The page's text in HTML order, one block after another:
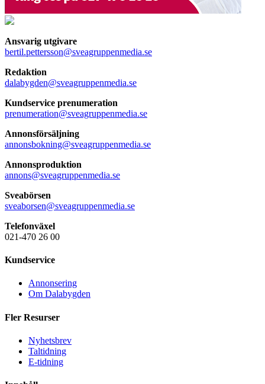
Ansvarig utgivare
bertil.pettersson@sveagruppenmedia.se
Redaktion
dalabygden@sveagruppenmedia.se
Kundservice prenumeration
prenumeration@sveagruppenmedia.se
Annonsförsäljning
annonsbokning@sveagruppenmedia.se
Annonsproduktion
annons@sveagruppenmedia.se
Sveabörsen
sveaborsen@sveagruppenmedia.se
Telefonväxel
021-470 26 00
Kundservice
Annonsering
Om Dalabygden
Fler Resurser
Nyhetsbrev
Taltidning
E-tidning